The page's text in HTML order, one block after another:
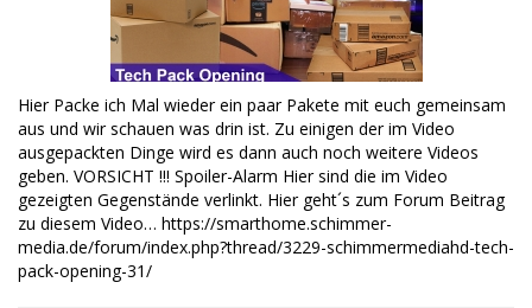
Hier Packe ich Mal wieder ein paar Pakete mit euch gemeinsam
aus und wir schauen was drin ist. Zu einigen der im Video
ausgepackten Dinge wird es dann auch noch weitere Videos
geben. VORSICHT !!! Spoiler-Alarm Hier sind die im Video
gezeigten Gegenstände verlinkt. Hier geht´s zum Forum Beitrag
zu diesem Video… https://smarthome.schimmer-
media.de/forum/index.php?thread/3229-schimmermediahd-tech-
pack-opening-31/